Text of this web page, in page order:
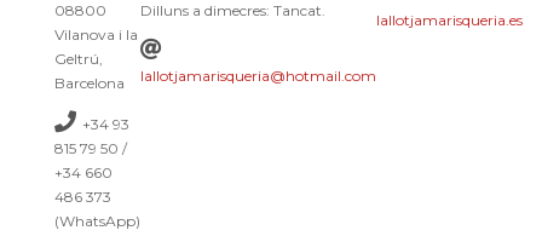
08800
Vilanova i la
Geltrú,
Barcelona
+34 93
815 79 50 /
+34 660
486 373
(WhatsApp)
Dilluns a dimecres: Tancat.
lallotjamarisqueria@hotmail.com
lallotjamarisqueria.es